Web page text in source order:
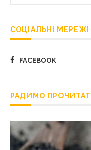
СОЦІАЛЬНІ МЕРЕЖІ
FACEBOOK
РАДИМО